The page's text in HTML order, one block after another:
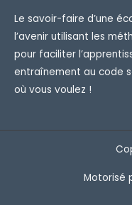
Le savoir-faire d’une
l’avenir utilisant les
pour faciliter
entraînement au code
où vous voulez !
Motorisé